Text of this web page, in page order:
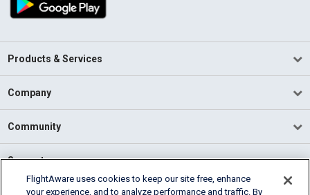
Products & Services
Company
Community
Support
FlightAware uses cookies to keep our site free, enhance
your experience, and to analyze performance and traffic. By